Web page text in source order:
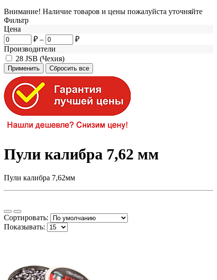
Внимание! Наличие товаров и цены пожалуйста уточняйте
Фильтр
Цена
₽ –
₽
Производители
28 JSB (Чехия)
Пули калибра 7,62 мм
Пули калибра 7,62мм
Сортировать:
Показывать: